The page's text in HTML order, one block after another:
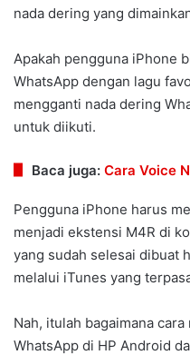
nada dering yang
Apakah pengguna iPhone
WhatsApp dengan lagu
mengganti nada dering
untuk diikuti.
Baca juga: Cara Voice
Pengguna iPhone harus
menjadi ekstensi M4R di
yang sudah selesai dibuat
melalui iTunes yang
Nah, itulah bagaimana
WhatsApp di HP Android